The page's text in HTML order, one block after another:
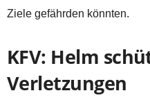
Ziele gefährden könnten.
KFV: Helm
Verletzungen